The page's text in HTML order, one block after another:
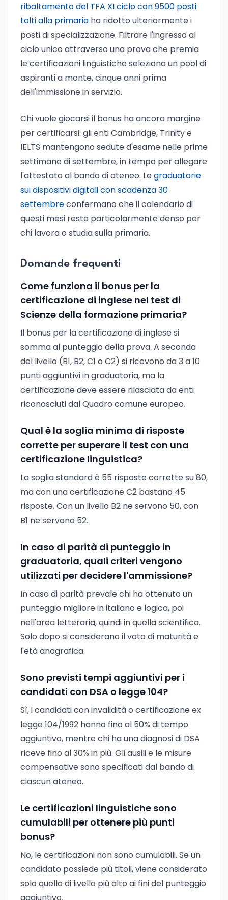
ribaltamento del TFA XI ciclo con 9500 posti
tolti alla primaria ha ridotto ulteriormente i
posti di specializzazione. Filtrare l'ingresso al
ciclo unico attraverso una prova che premia
le certificazioni linguistiche seleziona un pool di
aspiranti a monte, cinque anni prima
dell'immissione in servizio.
Chi vuole giocarsi il bonus ha ancora margine
per certificarsi: gli enti Cambridge, Trinity e
IELTS mantengono sedute d'esame nelle prime
settimane di settembre, in tempo per allegare
l'attestato al bando di ateneo. Legraduatorie
sui dispositivi digitali con scadenza 30
settembreconfermano che il calendario di
questi mesi resta particolarmente denso per
chi lavora o studia sulla primaria.
Domande frequenti
Come funziona il bonus per la
certificazione di inglese nel test di
Scienze della formazione primaria?
Il bonus per la certificazione di inglese si
somma al punteggio della prova. A seconda
del livello (B1, B2, C1 o C2) si ricevono da 3 a 10
punti aggiuntivi in graduatoria, ma la
certificazione deve essere rilasciata da enti
riconosciuti dal Quadro comune europeo.
Qual è la soglia minima di risposte
corrette per superare il test con una
certificazione linguistica?
La soglia standard è 55 risposte corrette su 80,
ma con una certificazione C2 bastano 45
risposte. Con un livello B2 ne servono 50, con
B1 ne servono 52.
In caso di parità di punteggio in
graduatoria, quali criteri vengono
utilizzati per decidere l'ammissione?
In caso di parità prevale chi ha ottenuto un
punteggio migliore in italiano e logica, poi
nell'area letteraria, quindi in quella scientifica.
Solo dopo si considerano il voto di maturità e
l'età anagrafica.
Sono previsti tempi aggiuntivi per i
candidati con DSA o legge 104?
Sì, i candidati con invalidità o certificazione ex
legge 104/1992 hanno fino al 50% di tempo
aggiuntivo, mentre chi ha una diagnosi di DSA
riceve fino al 30% in più. Gli ausili e le misure
compensative sono specificati dal bando di
ciascun ateneo.
Le certificazioni linguistiche sono
cumulabili per ottenere più punti
bonus?
No, le certificazioni non sono cumulabili. Se un
candidato possiede più titoli, viene considerato
solo quello di livello più alto ai fini del punteggio